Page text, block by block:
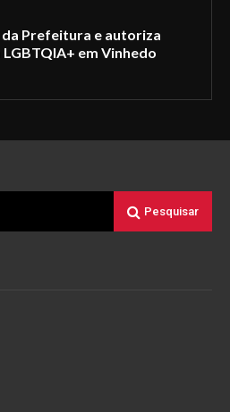
Prefeitura e autoriza
em Vinhedo
Pesquisar